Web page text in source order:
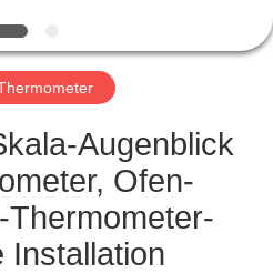
Augenblick
Ofen-
Thermometer-
Installation